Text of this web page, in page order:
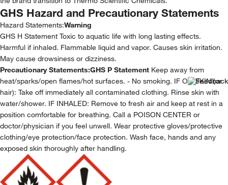
GHS Hazard and Precautionary Statements
Hazard Statements:Warning
GHS H Statement Toxic to aquatic life with long lasting effects.
Harmful if inhaled. Flammable liquid and vapor. Causes skin irritation.
May cause drowsiness or dizziness.
Precautionary Statements:GHS P Statement Keep away from
heat/sparks/open flames/hot surfaces. - No smoking. IF ON SKIN (or
hair): Take off immediately all contaminated clothing. Rinse skin with
water/shower. IF INHALED: Remove to fresh air and keep at rest in a
position comfortable for breathing. Call a POISON CENTER or
doctor/physician if you feel unwell. Wear protective gloves/protective
clothing/eye protection/face protection. Wash face, hands and any
exposed skin thoroughly after handling.